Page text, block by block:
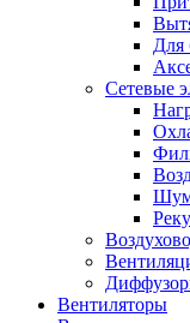
Для
Сетевые
Вентиляторы